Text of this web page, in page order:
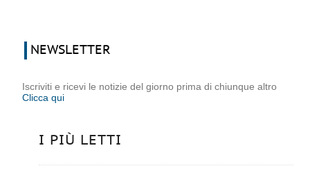
NEWSLETTER
Iscriviti e ricevi le notizie del giorno prima di chiunque altro
Clicca qui
I PIÙ LETTI